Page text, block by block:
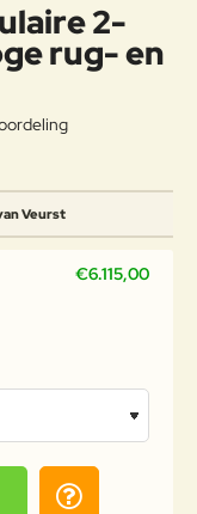
2-
rug- en
Veurst
€6.115,00